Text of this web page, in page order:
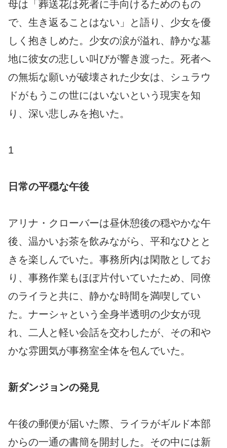
母は「葬送花は死者に手向けるためのもの
で、生き返ることはない」と語り、少女を優
しく抱きしめた。少女の涙が溢れ、静かな墓
地に彼女の悲しい叫びが響き渡った。死者へ
の無垢な願いが破壊された少女は、シュラウ
ドがもうこの世にはいないという現実を知
り、深い悲しみを抱いた。
1
日常の平穏な午後
アリナ・クローバーは昼休憩後の穏やかな午
後、温かいお茶を飲みながら、平和なひとと
きを楽しんでいた。事務所内は閑散としてお
り、事務作業もほぼ片付いていたため、同僚
のライラと共に、静かな時間を満喫してい
た。ナーシャという全身半透明の少女が現
れ、二人と軽い会話を交わしたが、その和や
かな雰囲気が事務室全体を包んでいた。
新ダンジョンの発見
午後の郵便が届いた際、ライラがギルド本部
からの一通の書簡を開封した。その中には新